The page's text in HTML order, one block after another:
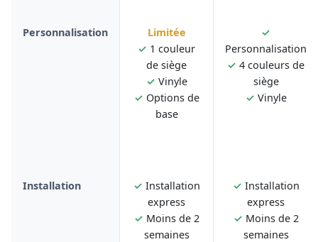
Personnalisation
Limitée
✓ 1 couleur
de siège
✓ Vinyle
✓ Options de
base
✓
Personnalisation
✓ 4 couleurs de
siège
✓ Vinyle
Installation ✓ Installation
express
✓ Moins de 2
semaines
✓ Installation
express
✓ Moins de 2
semaines